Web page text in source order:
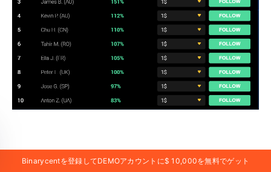
マージンコールとは？
Binarycentを登録してDEMOアカウントに$ 10,000を無料でゲット